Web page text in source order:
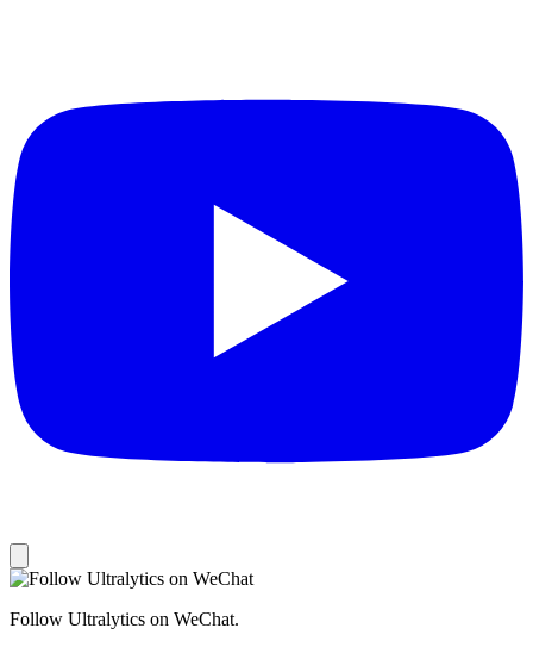
Follow Ultralytics on WeChat.